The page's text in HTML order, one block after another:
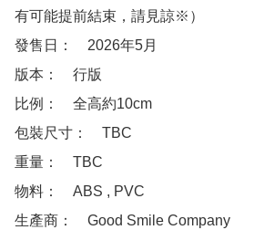
有可能提前結束，請見諒※）
發售日：　2026年5月
版本：　行版
比例：　全高約10cm
包裝尺寸：　TBC
重量：　TBC
物料：　ABS , PVC
生產商：　Good Smile Company